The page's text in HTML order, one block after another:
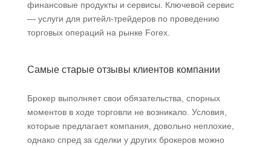
финансовые продукты и сервисы. Ключевой сервис
— услуги для ритейл-трейдеров по проведению
торговых операций на рынке Forex.
Самые старые отзывы клиентов компании
Брокер выполняет свои обязательства, спорных
моментов в ходе торговли не возникало. Условия,
которые предлагает компания, довольно неплохие,
однако спред за сделки у других брокеров можно